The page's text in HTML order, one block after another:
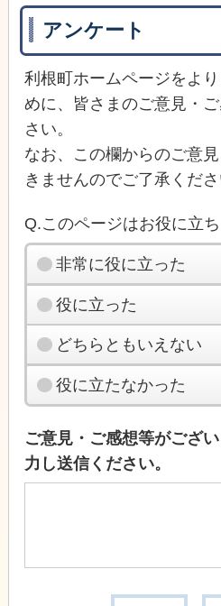
アンケート
利根町ホームページをよ
めに、皆さまのご意見・
さい。
なお、この欄からのご意
きませんのでご了承くださ
Q.このページはお役に立
非常に役に立った
役に立った
どちらともいえない
役に立たなかった
ご意見・ご感想等がござ
力し送信ください。